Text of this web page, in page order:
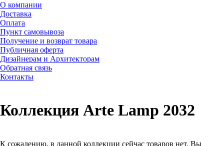
О компании
Доставка
Оплата
Пункт самовывоза
Получение и возврат товара
Публичная оферта
Дизайнерам и Архитекторам
Обратная связь
Контакты
Коллекция Arte Lamp 2032
К сожалению, в данной коллекции сейчас товаров нет. Вы